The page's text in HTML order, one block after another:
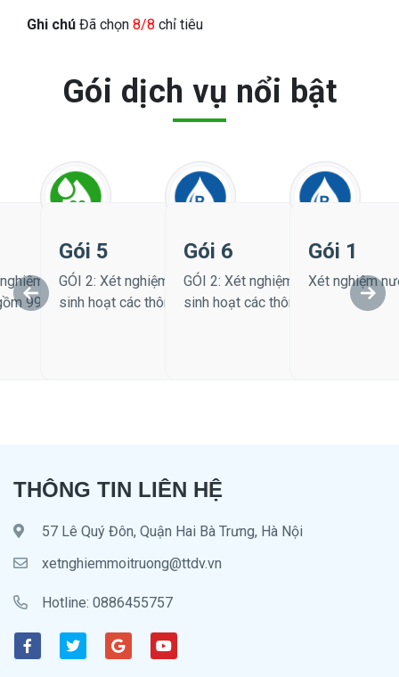
Ghi chú Đã chọn 8/8 chỉ tiêu
Gói dịch vụ nổi bật
99 chỉ tiêu
mục đích
99 chỉ tiêu
nước sạch cho mục đích
99 thông số - 2024
Gói 5
91 chỉ tiêu
GÓI 2: Xét nghiệm nước sạch cho mục đích
sinh hoạt các thông số nhóm B
Gói 6
GÓI 2: Xét nghiệm nước sạch cho
sinh hoạt các thông số nhóm B -
Gói 1
Xét nghiệm
THÔNG TIN LIÊN HỆ
57 Lê Quý Đôn, Quận Hai Bà Trưng, Hà Nội
xetnghiemmoitruong@ttdv.vn
Hotline: 0886455757